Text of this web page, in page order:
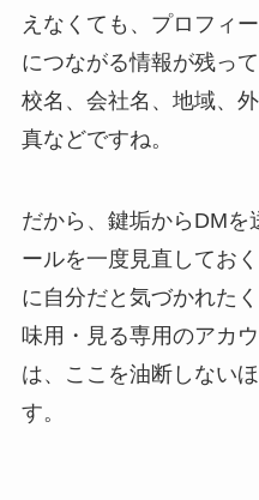
えなくても、プロフィ
につながる情報が残っ
校名、会社名、地域、
真などですね。
だから、鍵垢からDMを
ールを一度見直してお
に自分だと気づかれた
味用・見る専用のアカ
は、ここを油断しない
す。